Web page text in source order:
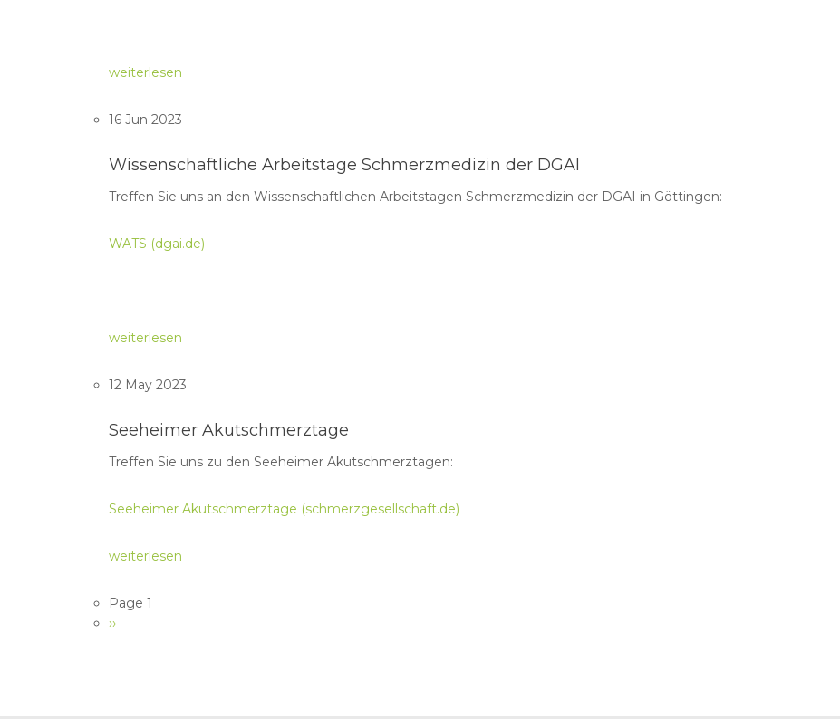
weiterlesen
16 Jun 2023
Wissenschaftliche Arbeitstage Schmerzmedizin der DGAI
Treffen Sie uns an den Wissenschaftlichen Arbeitstagen Schmerzmedizin der DGAI in Göttingen:
WATS (dgai.de)
weiterlesen
12 May 2023
Seeheimer Akutschmerztage
Treffen Sie uns zu den Seeheimer Akutschmerztagen:
Seeheimer Akutschmerztage (schmerzgesellschaft.de)
weiterlesen
Pagination
Page 1
Next
››